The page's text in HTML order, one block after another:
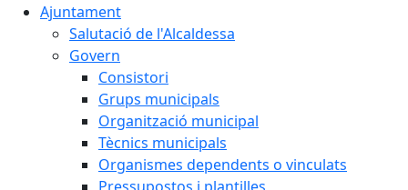
Ajuntament
Salutació de l'Alcaldessa
Govern
Consistori
Grups municipals
Organització municipal
Tècnics municipals
Organismes dependents o vinculats